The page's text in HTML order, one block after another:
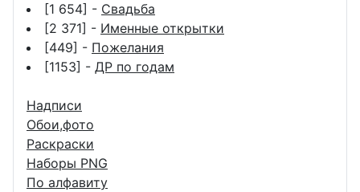
[1 654] - Свадьба
[2 371] - Именные открытки
[449] - Пожелания
[1153] - ДР по годам
Надписи
Обои,фото
Раскраски
Наборы PNG
По алфавиту